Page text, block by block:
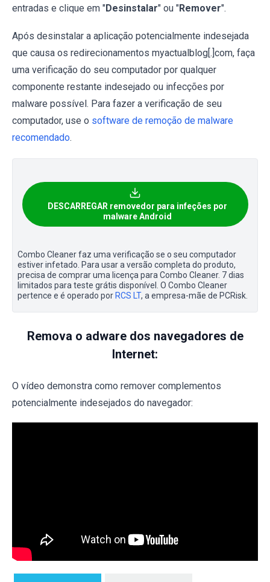
entradas e clique em "Desinstalar" ou "Remover".
Após desinstalar a aplicação potencialmente indesejada
que causa os redirecionamentos myactualblog[.]com, faça
uma verificação do seu computador por qualquer
componente restante indesejado ou infecções por
malware possível. Para fazer a verificação de seu
computador, use o software de remoção de malware
recomendado.
DESCARREGAR removedor para infeções por
malware Android
Combo Cleaner faz uma verificação se o seu computador
estiver infetado. Para usar a versão completa do produto,
precisa de comprar uma licença para Combo Cleaner. 7 dias
limitados para teste grátis disponível. O Combo Cleaner
pertence e é operado por RCS LT, a empresa-mãe de PCRisk.
Remova o adware dos navegadores de
Internet:
O vídeo demonstra como remover complementos
potencialmente indesejados do navegador: